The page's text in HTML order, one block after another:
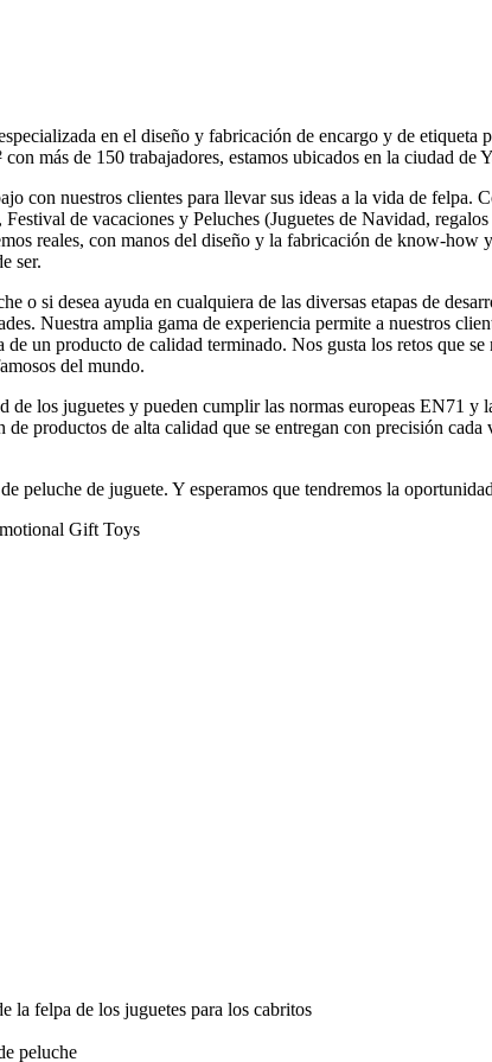
en el diseño y fabricación de encargo y de etiqueta
más de 150 trabajadores, estamos ubicados en la ciudad de
con nuestros clientes para llevar sus ideas a la vida de felpa.
de vacaciones y Peluches (Juguetes de Navidad,
reales, con manos del diseño y la fabricación de know-how
ser.
o si desea ayuda en cualquiera de las diversas etapas de
Nuestra amplia gama de experiencia permite a nuestros
un producto de calidad terminado. Nos gusta los retos que
del mundo.
los juguetes y pueden cumplir las normas europeas EN71
productos de alta calidad que se entregan con precisión
peluche de juguete. Y esperamos que tendremos la
la felpa de los juguetes para los cabritos
peluche